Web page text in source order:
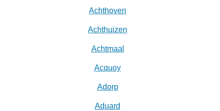
Achthoven
Achthuizen
Achtmaal
Acquoy
Adorp
Aduard